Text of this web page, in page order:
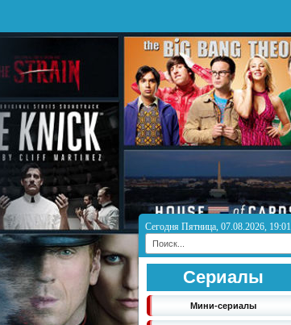
Сегодня Пятница, 07.08.2026, 19:01
Сериалы
Мини-сериалы